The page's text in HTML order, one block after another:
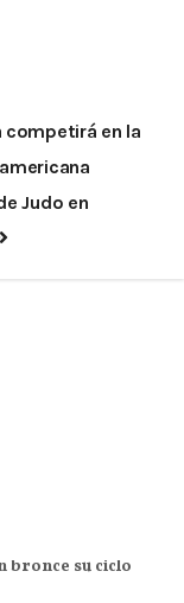
competirá en la
Judo en
bronce su ciclo